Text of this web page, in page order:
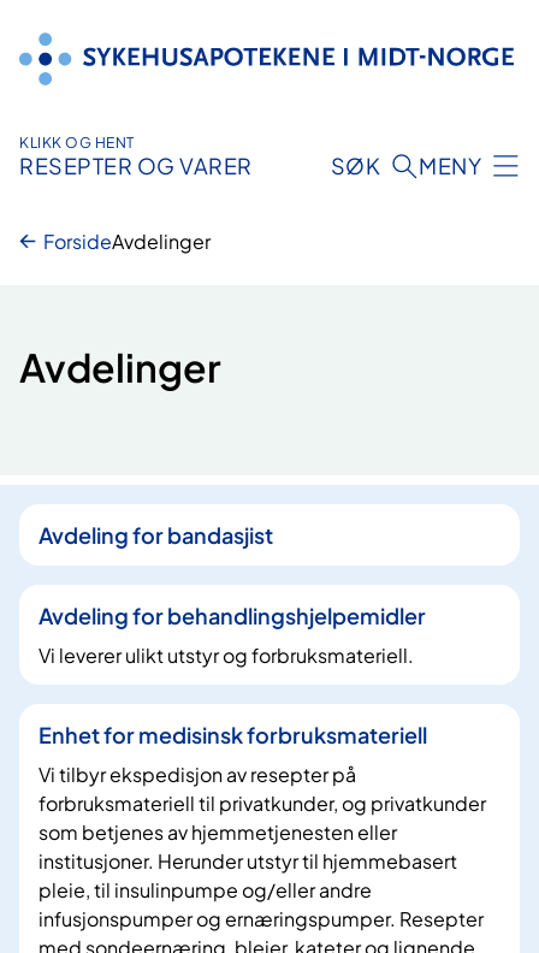
innhold
KLIKK OG HENT
RESEPTER OG VARER SØK MENY
ForsideAvdelinger
Avdelinger
4
r
e
Avdeling for bandasjist
Avdeling for behandlingshjelpemidler
Vi leverer ulikt utstyr og forbruksmateriell.
Enhet for medisinsk forbruksmateriell
Vi tilbyr ekspedisjon av resepter på
forbruksmateriell til privatkunder, og privatkunder
som betjenes av hjemmetjenesten eller
institusjoner. Herunder utstyr til hjemmebasert
pleie, til insulinpumpe og/eller andre
infusjonspumper og ernæringspumper. Resepter
med sondeernæring, bleier, kateter og lignende.